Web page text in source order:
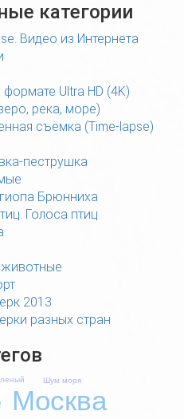
категории
Видео из Интернета
Ultra HD (4K)
река, море)
съёмка (Time-lapse)
пеструшка
Брюнниха
Голоса птиц
2013
разных стран
Москва
Шум моря